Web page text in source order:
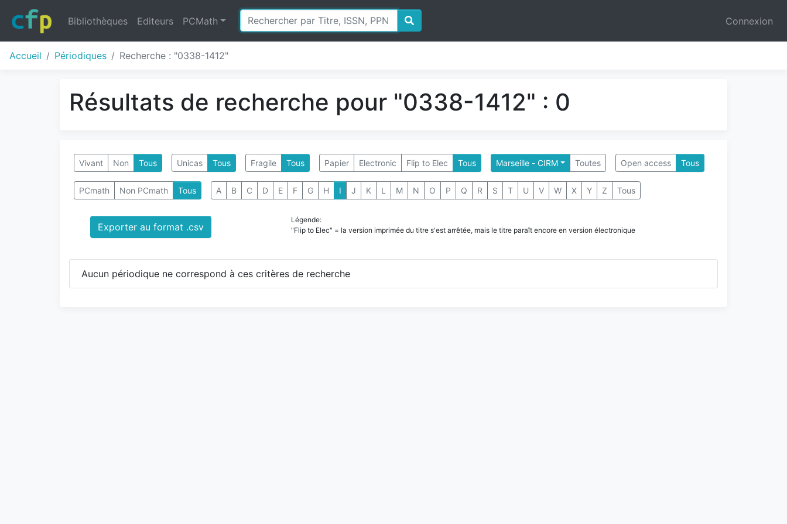
Bibliothèques Editeurs PCMath Connexion
Accueil Périodiques Recherche : "0338-1412"
Résultats de recherche pour "0338-1412" : 0
Vivant Non Tous Unicas Tous Fragile Tous Papier Electronic Flip to Elec Tous Marseille - CIRM Toutes Open access Tous
PCmath Non PCmath Tous A B C D E F G H I J K L M N O P Q R S T U V W X Y Z Tous
Exporter au format .csv
Légende:
"Flip to Elec" = la version imprimée du titre s'est arrêtée, mais le titre paraît encore en version électronique
Aucun périodique ne correspond à ces critères de recherche